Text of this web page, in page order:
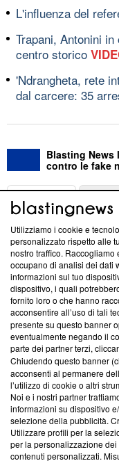
L'influenza del
Trapani, Antonini
centro storico
'Ndrangheta, rete
dal carcere: 35
Blasting News
contro le fake
ABOUT
Questa sezione offre
News, sui nostri
creare news di qualità.
‘Trust Project - News
ancora membro del
parte; Trust Project
conformità agli
Su di noi
Team editoriale
Corporate
Redazione
Informativa Privacy
Utilizziamo i cookie e
personalizzato rispetto alle
nostro traffico.
occupano di analisi dei dati
informazioni sul tuo
dispositivo, i quali
fornito loro o che hanno
acconsentire all’uso di tali
presente su questo banner
eventualmente negando il
parte dei partner terzi,
Chiudendo questo banner
acconsenti al permanere
l’utilizzo di cookie o altri
Noi e i nostri partner
informazioni su dispositivo
selezione della pubblicità.
Utilizzare profili per la
per la personalizzazione
contenuti personalizzati.